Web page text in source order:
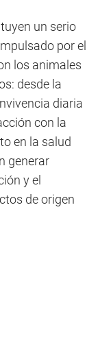
un serio
por el
los animales
desde la
diaria
con la
en la salud
generar
y el
de origen